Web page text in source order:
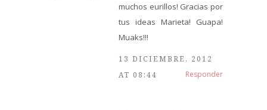
muchos eurillos! Gracias por
tus ideas Marieta! Guapa!
Muaks!!!
13 DICIEMBRE, 2012
AT 08:44
Responder